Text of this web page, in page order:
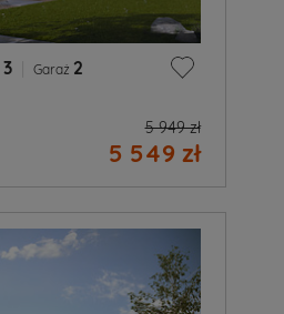
3 Garaż 2
5 949 zł
5 549 zł